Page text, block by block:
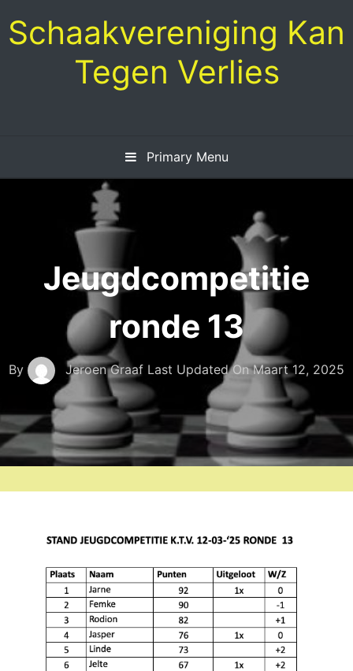
to
content
Schaakvereniging Kan
Tegen Verlies
Primary Menu
Jeugdcompetitie
ronde 13
By Jeroen Graaf Last Updated OnMaart 12, 2025